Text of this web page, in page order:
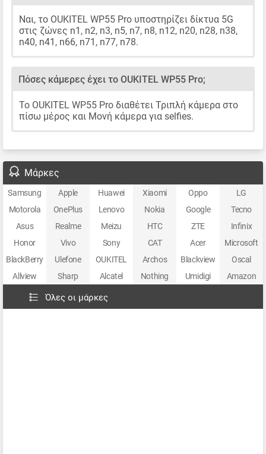
Ναι, το OUKITEL WP55 Pro υποστηρίζει δίκτυα 5G
στις ζώνες n1, n2, n3, n5, n7, n8, n12, n20, n28, n38,
n40, n41, n66, n71, n77, n78.
Πόσες κάμερες έχει το OUKITEL WP55 Pro;
Το OUKITEL WP55 Pro διαθέτει Τριπλή κάμερα στο
πίσω μέρος και Μονή κάμερα για selfies.
Μάρκες
Samsung Apple Huawei Xiaomi Oppo
LG
Motorola
OnePlus Lenovo Nokia Google
Tecno
Asus
Realme Meizu HTC ZTE
Infinix
Honor
Vivo Sony CAT Acer
Microsoft
BlackBerry
Ulefone OUKITEL Archos Blackview
Oscal
Allview
Sharp Alcatel Nothing Umidigi Amazon
Όλες οι μάρκες